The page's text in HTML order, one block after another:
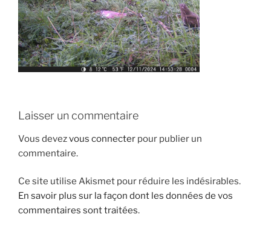
Laisser un commentaire
Vous devezvous connecter pour publier un
commentaire.
Ce site utilise Akismet pour réduire les indésirables.
En savoir plus sur la façon dont les données de vos
commentaires sont traitées.